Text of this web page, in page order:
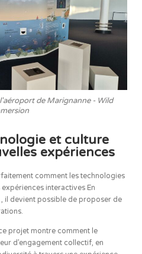
de Marignanne - Wild
et culture
expériences
comment les technologies
interactives En
il devient possible de proposer de
projet montre comment le
d’engagement collectif, en